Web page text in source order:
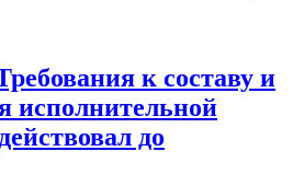
к составу и
исполнительной
до